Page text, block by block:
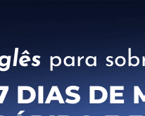
para
DIAS DE